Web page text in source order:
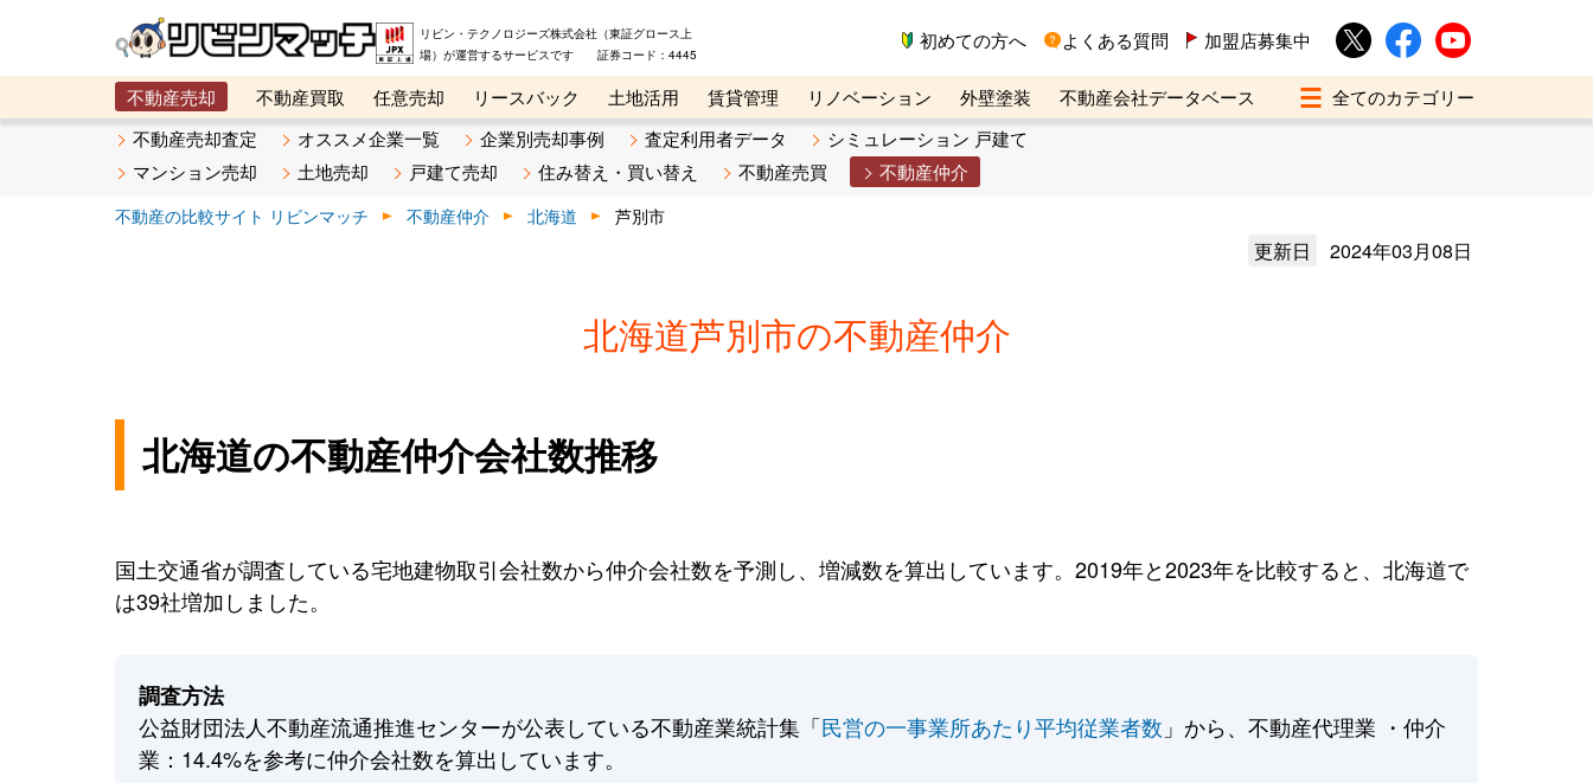
リビン・テクノロジーズ株式会社（東証グロース上
場）が運営するサービスです 証券コード：4445
初めての方へ よくある質問 加盟店募集中
不動産売却 不動産買取 任意売却 リースバック 土地活用 賃貸管理 リノベーション 外壁塗装
不動産会社データベース
メタ住宅展示場
ベスト不動産カンパニー オンライン講座 リビンマガジンBiz 不動産売却ご相談デスク
不動産売却査定 オススメ企業一覧 企業別売却事例 査定利用者データ
シミュレーション 戸建て
マンション売却
土地売却 戸建て売却 住み替え・買い替え 不動産売買 不動産仲介
不動産の比較サイト リビンマッチ 不動産仲介 北海道 芦別市
更新日 2024年03月08日
北海道芦別市の不動産仲介
北海道の不動産仲介会社数推移
国土交通省が調査している宅地建物取引会社数から仲介会社数を予測し、増減数を算出しています。2019年と2023年を比較すると、北海道で
は39社増加しました。
調査方法
公益財団法人不動産流通推進センターが公表している不動産業統計集「民営の一事業所あたり平均従業者数 」から、不動産代理業 ・仲介
業：14.4%を参考に仲介会社数を算出しています。